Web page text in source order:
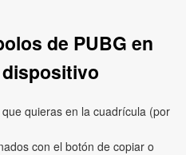
de PUBG en
quieras en la cuadrícula (por
con el botón de copiar o